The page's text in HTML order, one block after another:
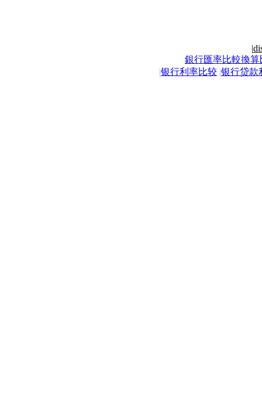
|
銀行匯率比較換算
|银行利率比较 |银行贷款